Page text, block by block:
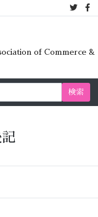
7月オープ
of Commerce &
検索